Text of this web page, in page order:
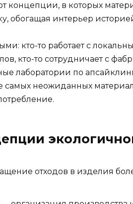
концепции, в которых
обогащая интерьер
кто-то работает с
кто-то сотрудничает с
лаборатории по
самых неожиданных
отходов в изделия